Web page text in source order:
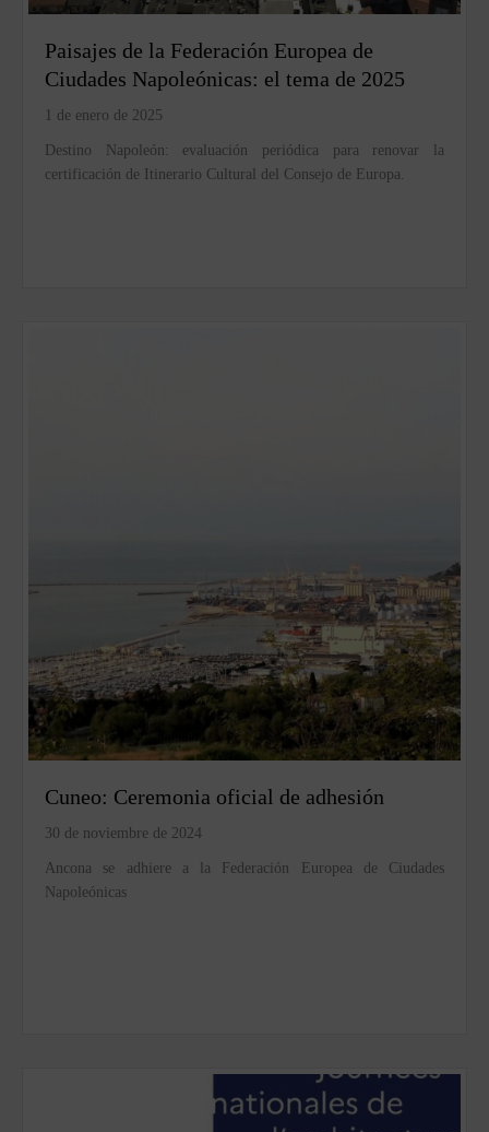
Paisajes de la Federación Europea de
Ciudades Napoleónicas: el tema de 2025
1 de enero de 2025
Destino Napoleón: evaluación periódica para renovar la
certificación de Itinerario Cultural del Consejo de Europa.
Cuneo: Ceremonia oficial de adhesión
30 de noviembre de 2024
Ancona se adhiere a la Federación Europea de Ciudades
Napoleónicas